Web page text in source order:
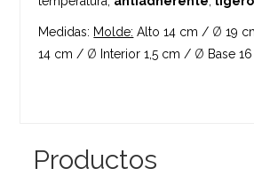
Medidas: Molde: Alto 14 cm / Ø 19
14 cm / Ø Interior 1,5 cm / Ø Base
Productos